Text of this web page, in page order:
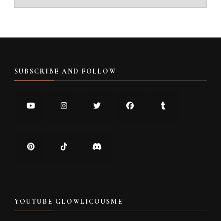
SUBSCRIBE AND FOLLOW
YOUTUBE GLOWLICOUSME